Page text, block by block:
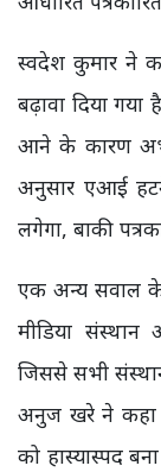
स्वदेश कुमार ने
बढ़ावा दिया
आने के कारण
अनुसार एआई
लगेगा, बाकी
एक अन्य सवाल
मीडिया
जिससे सभी
अनुज खरे ने कहा
को हास्यास्पद